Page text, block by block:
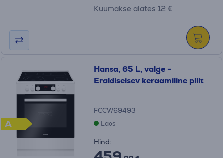
Kuumakse alates 12 €
A
Hansa, 65 L, valge -
Eraldiseisev keraamiline pliit
FCCW69493
Laos
Hind: